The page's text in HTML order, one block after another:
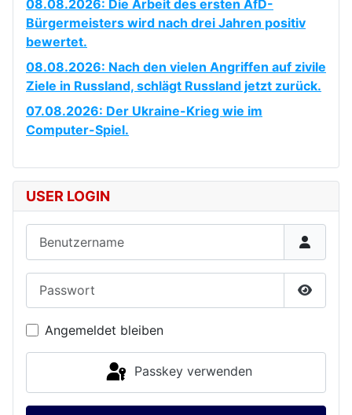
08.08.2026: Die Arbeit des ersten AfD-
Bürgermeisters wird nach drei Jahren positiv
bewertet.
08.08.2026: Nach den vielen Angriffen auf zivile
Ziele in Russland, schlägt Russland jetzt zurück.
07.08.2026: Der Ukraine-Krieg wie im
Computer-Spiel.
USER LOGIN
Angemeldet bleiben
Passkey verwenden